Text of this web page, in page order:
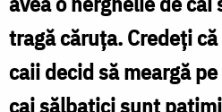
patimile?
/
Foto:
tragă căruţa. Credeţi
caii decid să meargă
cai sălbatici sunt